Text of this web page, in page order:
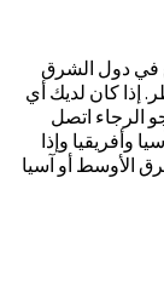
في دول الشرق
إذا كان لديك أي
الرجاء اتصل
وأفريقيا وإذا
الأوسط أو آسيا